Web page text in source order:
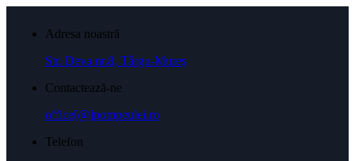
Adresa noastră
Str. Deva nr.8, Târgu-Mureș
Contactează-ne
office[@]pompeulei.ro
Telefon